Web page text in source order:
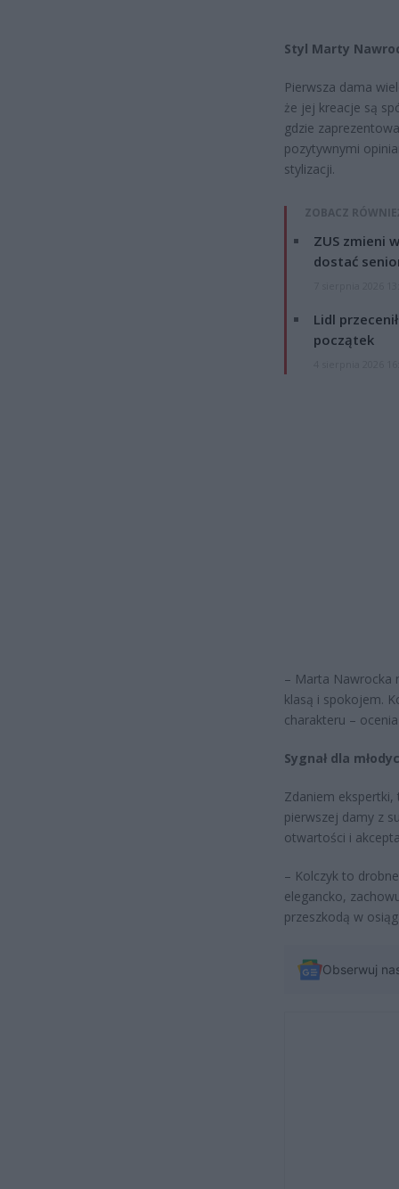
Styl Marty
Pierwsza dama
że jej kreacje są
gdzie
pozytywnymi
stylizacji.
ZOBACZ
ZUS zmieni
dostać
Lidl
początek
– Marta Nawrocka
klasą i spokojem.
charakteru – ocenia
Sygnał dla
Zdaniem ekspertki,
pierwszej damy z
otwartości i
– Kolczyk to
elegancko,
przeszkodą w
Obserwuj